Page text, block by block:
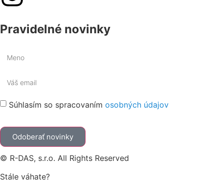
Pravidelné novinky
Súhlasím so spracovaním osobných údajov
Odoberať novinky
© R-DAS, s.r.o. All Rights Reserved
Stále váhate?